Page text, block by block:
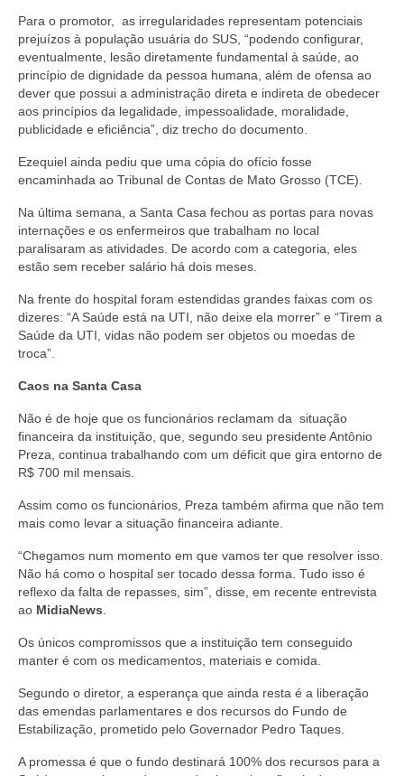
Para o promotor, as irregularidades representam potenciais
prejuízos à população usuária do SUS, “podendo configurar,
eventualmente, lesão diretamente fundamental à saúde, ao
princípio de dignidade da pessoa humana, além de ofensa ao
dever que possui a administração direta e indireta de obedecer
aos princípios da legalidade, impessoalidade, moralidade,
publicidade e eficiência”, diz trecho do documento.
Ezequiel ainda pediu que uma cópia do ofício fosse
encaminhada ao Tribunal de Contas de Mato Grosso (TCE).
Na última semana, a Santa Casa fechou as portas para novas
internações e os enfermeiros que trabalham no local
paralisaram as atividades. De acordo com a categoria, eles
estão sem receber salário há dois meses.
Na frente do hospital foram estendidas grandes faixas com os
dizeres: “A Saúde está na UTI, não deixe ela morrer” e “Tirem a
Saúde da UTI, vidas não podem ser objetos ou moedas de
troca”.
Caos na Santa Casa
Não é de hoje que os funcionários reclamam da situação
financeira da instituição, que, segundo seu presidente Antônio
Preza, continua trabalhando com um déficit que gira entorno de
R$ 700 mil mensais.
Assim como os funcionários, Preza também afirma que não tem
mais como levar a situação financeira adiante.
“Chegamos num momento em que vamos ter que resolver isso.
Não há como o hospital ser tocado dessa forma. Tudo isso é
reflexo da falta de repasses, sim”, disse, em recente entrevista
ao MidiaNews
Os únicos compromissos que a instituição tem conseguido
manter é com os medicamentos, materiais e comida.
Segundo o diretor, a esperança que ainda resta é a liberação
das emendas parlamentares e dos recursos do Fundo de
Estabilização, prometido pelo Governador Pedro Taques.
A promessa é que o fundo destinará 100% dos recursos para a